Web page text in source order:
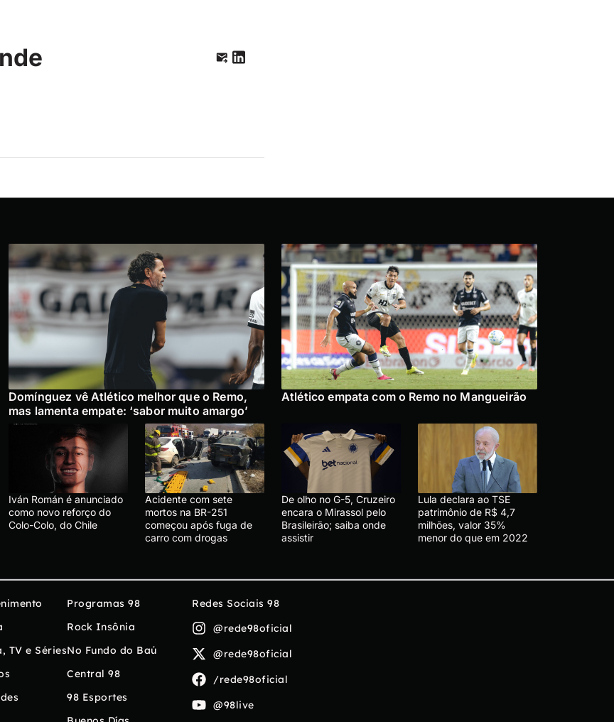
Domínguez vê Atlético melhor que o Remo,
mas lamenta empate: ‘sabor muito amargo’
Atlético empata com o Remo no Mangueirão
Iván Román é anunciado
como novo reforço do
Colo-Colo, do Chile
Acidente com sete
mortos na BR-251
começou após fuga de
carro com drogas
De olho no G-5, Cruzeiro
encara o Mirassol pelo
Brasileirão; saiba onde
assistir
Lula declara ao TSE
patrimônio de R$ 4,7
milhões, valor 35%
menor do que em 2022
TV e Séries
Programas 98
Rock Insônia
No Fundo do Baú
Central 98
98 Esportes
Redes Sociais 98
@rede98oficial
@rede98oficial
/rede98oficial
@98live